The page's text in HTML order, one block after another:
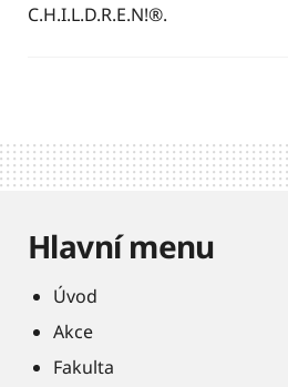
C.H.I.L.D.R.E.N!®.
Hlavní menu
Úvod
Akce
Fakulta